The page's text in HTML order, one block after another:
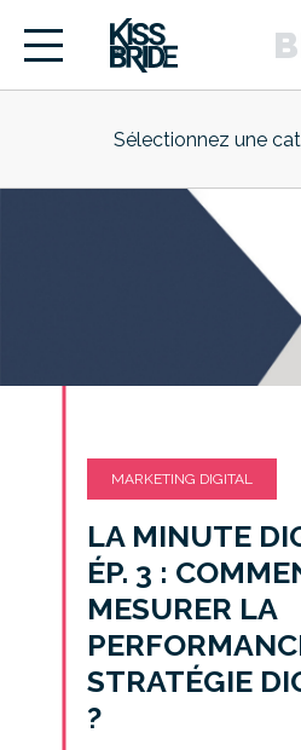
Sélectionnez une
MARKETING DIGITAL
LA MINUTE
ÉP. 3 :
MESURER LA
STRATÉGIE
?